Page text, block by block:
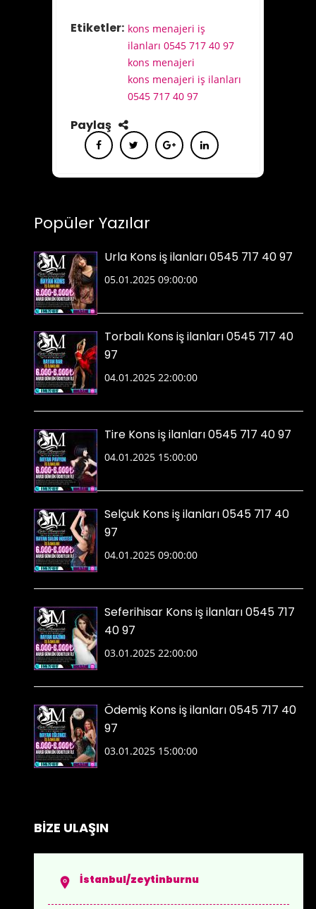
Etiketler: kons menajeri iş
ilanları 0545 717 40 97
kons menajeri
kons menajeri iş ilanları
0545 717 40 97
Paylaş
Popüler Yazılar
Urla Kons iş ilanları 0545 717 40 97
05.01.2025 09:00:00
Torbalı Kons iş ilanları 0545 717 40
97
04.01.2025 22:00:00
Tire Kons iş ilanları 0545 717 40 97
04.01.2025 15:00:00
Selçuk Kons iş ilanları 0545 717 40
97
04.01.2025 09:00:00
Seferihisar Kons iş ilanları 0545 717
40 97
03.01.2025 22:00:00
Ödemiş Kons iş ilanları 0545 717 40
97
03.01.2025 15:00:00
BİZE ULAŞIN
İstanbul/zeytinburnu